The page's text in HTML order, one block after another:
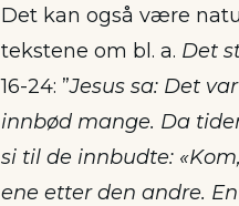
Det kan også være
tekstene om bl. a. Det
16-24: ”Jesus sa: Det
innbød mange. Da
si til de innbudte:
ene etter den andre.